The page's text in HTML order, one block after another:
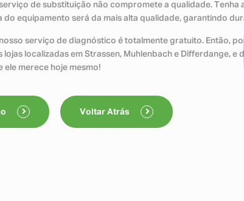
de substituição não compromete a qualidade. Tenha
do equipamento será da mais alta qualidade, garantindo
serviço de diagnóstico é totalmente gratuito. Então,
lojas localizadas em Strassen, Muhlenbach e Differdange, e
merece hoje mesmo!
Voltar Atrás